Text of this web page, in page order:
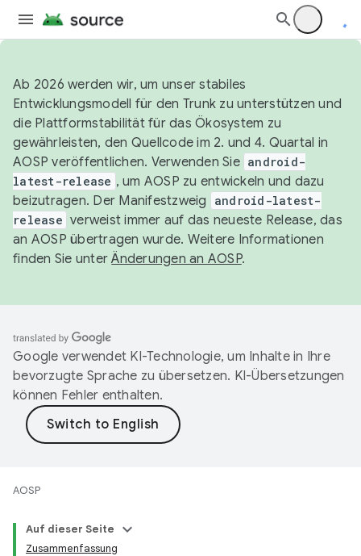
Ab 2026 werden wir, um unser stabiles
Entwicklungsmodell für den Trunk zu unterstützen und
die Plattformstabilität für das Ökosystem zu
gewährleisten, den Quellcode im 2. und 4. Quartal in
AOSP veröffentlichen. Verwenden Sie android-
latest-release , um AOSP zu entwickeln und dazu
beizutragen. Der Manifestzweig
android-latest-
release verweist immer auf das neueste Release, das
an AOSP übertragen wurde. Weitere Informationen
finden Sie unterÄnderungen an AOSP.
Google verwendet KI-Technologie, um Inhalte in Ihre
bevorzugte Sprache zu übersetzen. KI-Übersetzungen
können Fehler enthalten.
AOSP
Auf dieser Seite
Zusammenfassung